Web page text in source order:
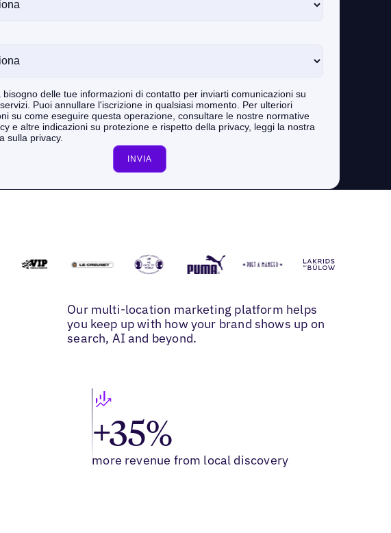
Our multi-location marketing platform helps
you keep up with how your brand shows up on
search, AI and beyond.
+35%
more revenue from local discovery